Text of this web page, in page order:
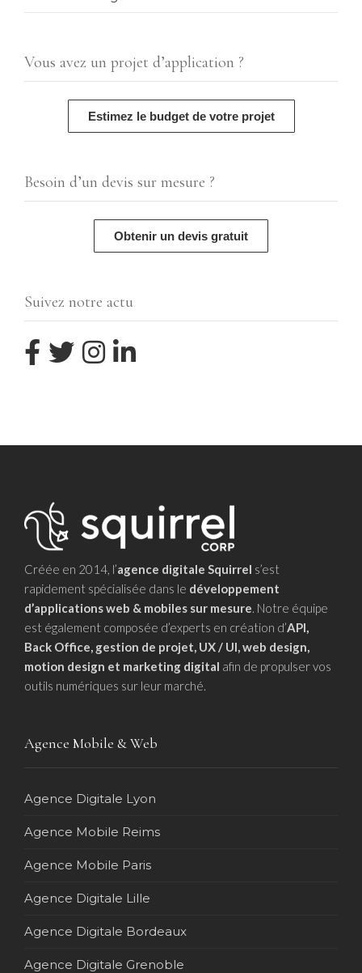
Vous avez un projet d’application ?
Estimez le budget de votre projet
Besoin d’un devis sur mesure ?
Obtenir un devis gratuit
Suivez notre actu
Créée en 2014, l’agence digitale Squirrel s’est
rapidement spécialisée dans le développement
d’applications web & mobiles sur mesure. Notre équipe
est également composée d’experts en création d’API,
Back Office, gestion de projet, UX / UI, web design,
motion design et marketing digital afin de propulser vos
outils numériques sur leur marché.
Agence Mobile & Web
Agence Digitale Lyon
Agence Mobile Reims
Agence Mobile Paris
Agence Digitale Lille
Agence Digitale Bordeaux
Agence Digitale Grenoble